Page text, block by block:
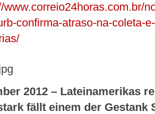
www.correio24horas.com.br/
confirma-atraso-na-coleta-
2012 – Lateinamerikas
fällt einem der Gestank